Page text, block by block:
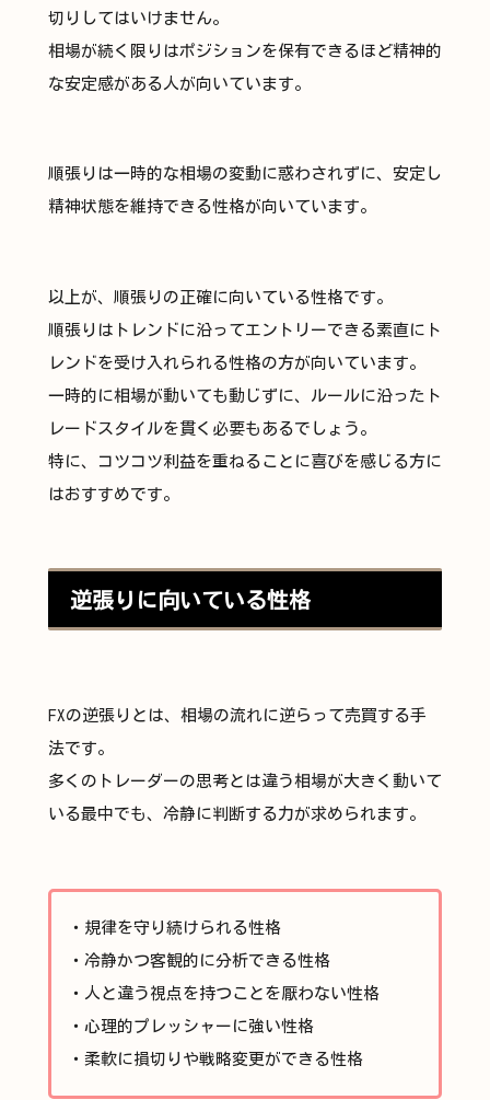
切りしてはいけません。
相場が続く限りはポジションを保有できるほど精神的
な安定感がある人が向いています。
順張りは一時的な相場の変動に惑わされずに、安定し
精神状態を維持できる性格が向いています。
以上が、順張りの正確に向いている性格です。
順張りはトレンドに沿ってエントリーできる素直にト
レンドを受け入れられる性格の方が向いています。
一時的に相場が動いても動じずに、ルールに沿ったト
レードスタイルを貫く必要もあるでしょう。
特に、コツコツ利益を重ねることに喜びを感じる方に
はおすすめです。
逆張りに向いている性格
FXの逆張りとは、相場の流れに逆らって売買する手
法です。
多くのトレーダーの思考とは違う相場が大きく動いて
いる最中でも、冷静に判断する力が求められます。
・規律を守り続けられる性格
・冷静かつ客観的に分析できる性格
・人と違う視点を持つことを厭わない性格
・心理的プレッシャーに強い性格
・柔軟に損切りや戦略変更ができる性格